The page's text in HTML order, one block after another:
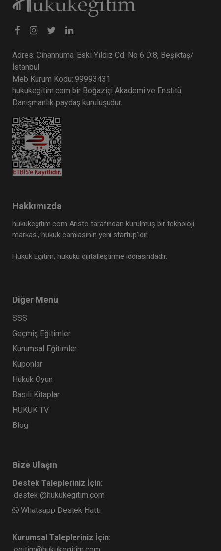
Adres: Cihannüma, Eski Yıldız Cd. No 6 D:8, Beşiktaş/
İstanbul
Meb Kurum Kodu: 99993431
hukukegitim.com bir Boğaziçi Akademi ve Enstitü
Danışmanlık paydaş kuruluşudur.
Hakkımızda
hukukegitim.com Aristo tarafından kurulmuş bir teknoloji
markası, hukuk camiasının yeni startup’ıdır.
Hukuk Eğitim, hukuku dijitalleştirme iddiasındadır.
Diğer Menü
SSS
Geçmiş Eğitimler
Kurumsal Eğitimler
Kuponlar
Hukuk Oyun
Basılı Kitaplar
HUKUK TV
Blog
Bize Ulaşın
Destek Talepleriniz İçin:
destek @hukukegitim.com
Whatsapp Destek Hattı
Kurumsal Talepleriniz İçin: